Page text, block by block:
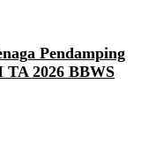
Pendamping
2026 BBWS